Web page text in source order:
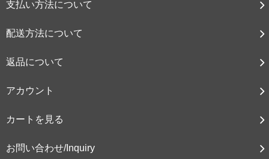
支払い方法について
配送方法について
返品について
アカウント
カートを見る
お問い合わせ/Inquiry